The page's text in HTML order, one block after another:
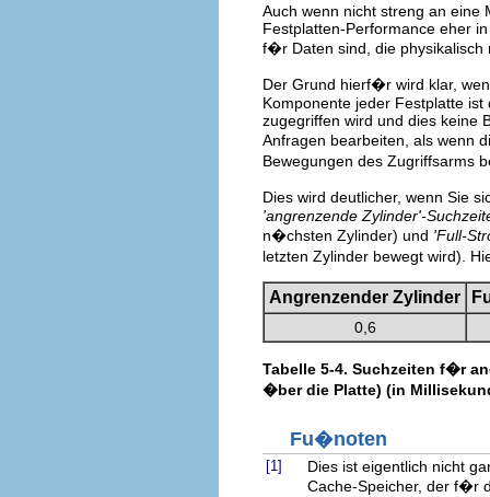
Auch wenn nicht streng an eine
Festplatten-Performance eher
f�r Daten sind, die physikalisch
Der Grund hierf�r wird klar,
Komponente jeder Festplatte
zugegriffen wird und dies keine
Anfragen bearbeiten, als wenn
Bewegungen des Zugriffsarms
Dies wird deutlicher, wenn Sie
'angrenzende Zylinder'-
n�chsten Zylinder) und 'Full-
letzten Zylinder bewegt wird).
Angrenzender Zylinder
0,6
Tabelle 5-4. Suchzeiten f�r
�ber die Platte) (in
Fu�noten
[1]
Dies ist eigentlich nicht
Cache-Speicher, der f�r